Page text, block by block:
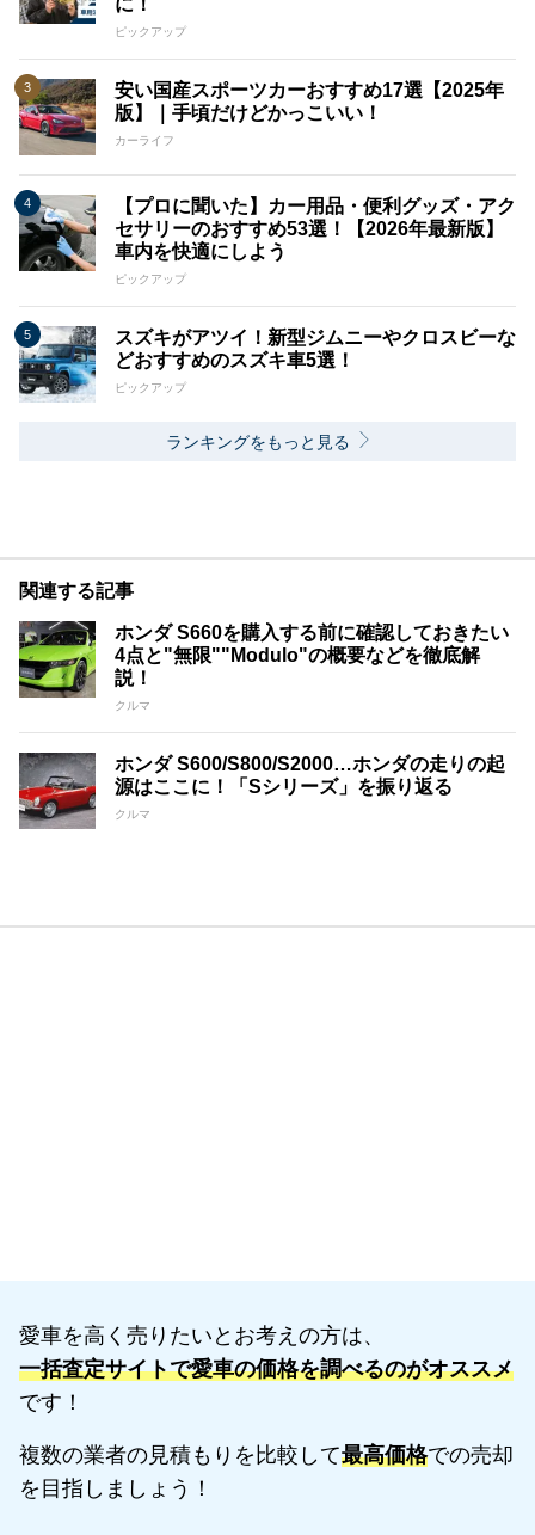
ピックアップ
安い国産スポーツカーおすすめ17選【2025年
版】｜手頃だけどかっこいい！
カーライフ
【プロに聞いた】カー用品・便利グッズ・アク
セサリーのおすすめ53選！【2026年最新版】
車内を快適にしよう
ピックアップ
スズキがアツイ！新型ジムニーやクロスビーな
どおすすめのスズキ車5選！
ピックアップ
ランキングをもっと見る
関連する記事
ホンダ S660を購入する前に確認しておきたい
4点と"無限""Modulo"の概要などを徹底解
説！
クルマ
ホンダ S600/S800/S2000…ホンダの走りの起
源はここに！「Sシリーズ」を振り返る
クルマ
愛車を高く売りたいとお考えの方は、
一括査定サイトで愛車の価格を調べるのがオススメ
です！
複数の業者の見積もりを比較して最高価格での売却
を目指しましょう！